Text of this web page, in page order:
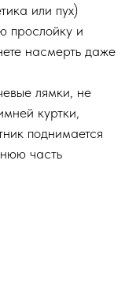
или пух)
прослойку и
насмерть даже
лямки, не
куртки,
поднимается
часть